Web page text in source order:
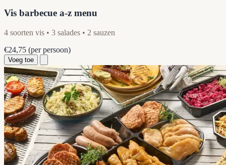
Vis barbecue a-z menu
4 soorten vis • 3 salades • 2 sauzen
€24,75 (per persoon)
Voeg toe